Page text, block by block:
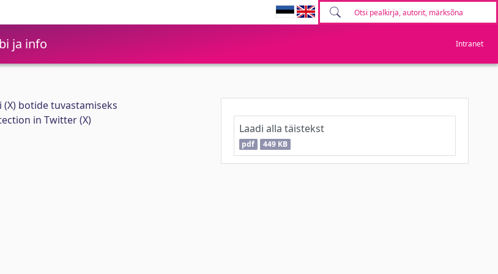
ja info Intranet
botide tuvastamiseks
in Twitter (X)
Laadi alla täistekst
pdf 449 KB